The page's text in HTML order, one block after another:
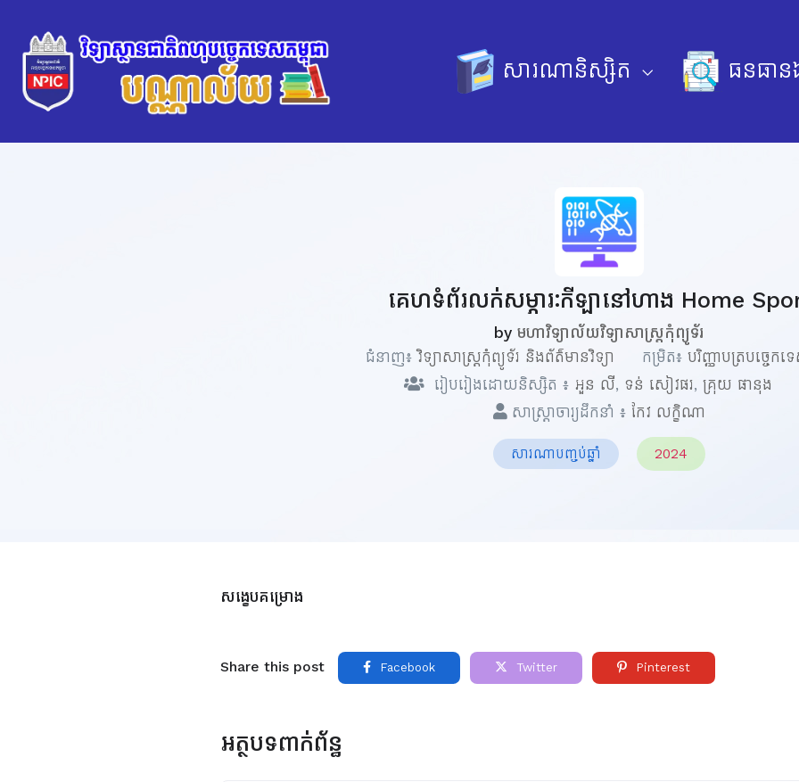
សារណានិស្សិត ធនធាន
គេហទំព័រលក់សម្ភារៈកីឡានៅហាង Home
by មហាវិទ្យាល័យវិទ្យាសាស្ត្រកុំព្យូទ័រ
ជំនាញ៖វិទ្យាសាស្ត្រកុំព្យូទ័រ និងព័ត៌មានវិទ្យា កម្រិត៖ បរិញ្ញាបត្របច្ចេកទ
រៀបរៀងដោយនិស្សិត ៖ អួន លី, ទន់ សៀវផរ, គ្រុយ ផានុង
សាស្ត្រាចារ្យដឹកនាំ ៖ កែវ​ លក្ខិណា
សារណាបញ្ចប់ឆ្នាំ 2024
សង្ខេបគម្រោង
Share this post Facebook Twitter Pinterest
អត្ថបទពាក់ព័ន្ធ